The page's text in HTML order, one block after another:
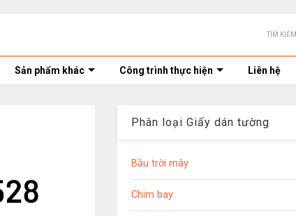
TÌM KIẾM
Sản phẩm khác Công trình thực hiện Liên hệ
Phân loại Giấy dán tường
Bầu trời mây
Chim bay